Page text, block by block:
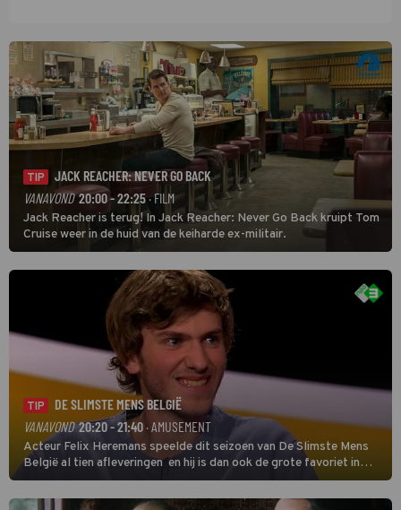
TIP
JACK REACHER: NEVER GO BACK
VANAVOND 20:00 - 22:25 · FILM
Jack Reacher is terug! In Jack Reacher: Never Go Back kruipt Tom
Cruise weer in de huid van de keiharde ex-militair.
TIP
DE SLIMSTE MENS BELGIË
VANAVOND 20:20 - 21:40· AMUSEMENT
Acteur Felix Heremans speelde dit seizoen van De Slimste Mens
België al tien afleveringen en hij is dan ook de grote favoriet in
deze seizoensfinale. En er is Nederlandse inbreng, want komiek
Soundos El Ahmadi neemt plaats aan de jurytafel.